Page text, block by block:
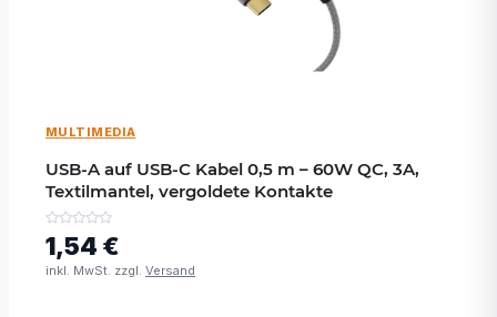
MULTIMEDIA
USB-A auf USB-C Kabel 0,5 m – 60W QC, 3A,
Textilmantel, vergoldete Kontakte
1,54 €
inkl. MwSt. zzgl. Versand